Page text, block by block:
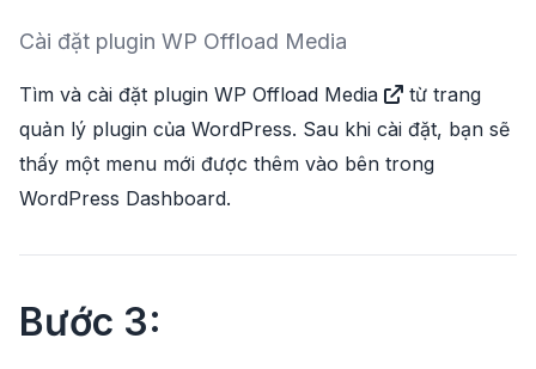
Cài đặt plugin WP Offload Media
Tìm và cài đặt plugin WP Offload Media
từ trang
quản lý plugin của WordPress. Sau khi cài đặt, bạn sẽ
thấy một menu mới được thêm vào bên trong
WordPress Dashboard.
Bước 3: